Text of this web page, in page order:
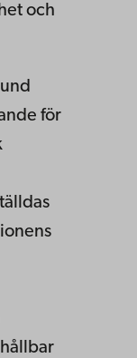
och
för